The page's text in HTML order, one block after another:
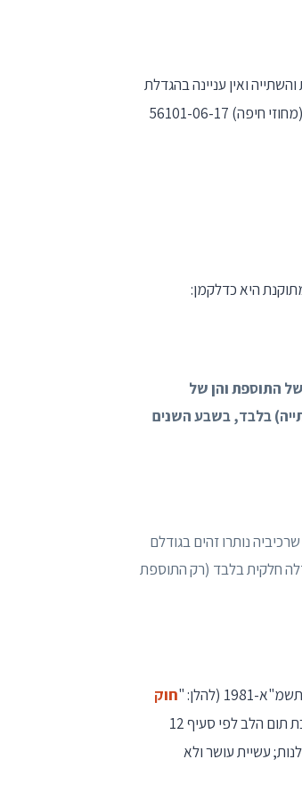
ואין עניינה בהגדלת
56101-06-17
היא כדלקמן:
התוספת והן של
בלבד, בשבע השנים
נותרו זהים בגודלם
חלקית בלבד (רק התוספת
חוק
"), הפרת חובת הגילוי לפי סעיף 4 לחוק הגנת הצרכן; עילות חוזיות, הפרת חובת תום הלב לפי סעיף 12
חקוקה ורשלנות; עשיית עושר ולא